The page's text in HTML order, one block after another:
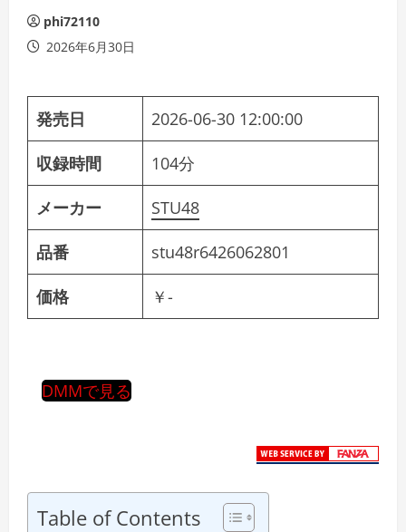
phi72110
2026年6月30日
発売日 2026-06-30 12:00:00
収録時間 104分
メーカー STU48
品番 stu48r6426062801
価格 ￥-
DMMで見る
Table of Contents